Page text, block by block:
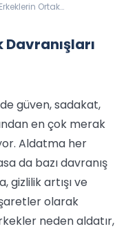
Ortak
güven, sadakat,
en çok merak
Aldatma her
da bazı davranış
gizlilik artışı ve
olarak
neden aldatır,